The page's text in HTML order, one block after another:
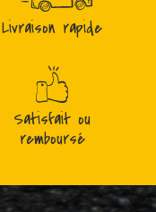
Livraison rapide
Satisfait ou
remboursé